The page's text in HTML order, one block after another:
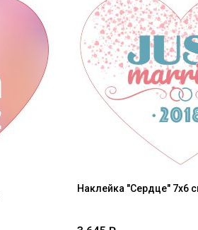
Наклейка "Сердце" 7x6